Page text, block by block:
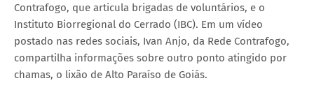
Contrafogo, que articula brigadas de voluntários, e o
Instituto Biorregional do Cerrado (IBC). Em um vídeo
postado nas redes sociais, Ivan Anjo, da Rede Contrafogo,
compartilha informações sobre outro ponto atingido por
chamas, o lixão de Alto Paraíso de Goiás.